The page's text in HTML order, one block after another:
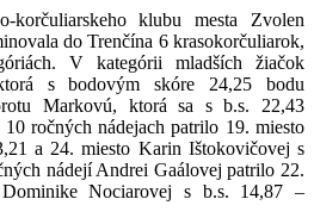
korčuliarskeho klubu mesta Zvolen
do Trenčína 6 krasokorčuliarok,
V kategórii mladších žiačok
s bodovým skóre 24,25 bodu
Markovú, ktorá sa s b.s. 22,43
ročných nádejach patrilo 19. miesto
a 24. miesto Karin Ištokovičovej s
nádejí Andrei Gaálovej patrilo 22.
Nociarovej s b.s. 14,87 –